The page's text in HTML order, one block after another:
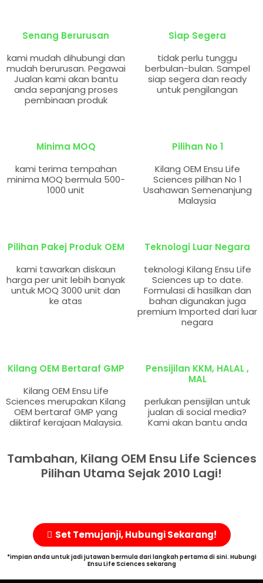
Senang Berurusan
kami mudah dihubungi dan
mudah berurusan. Pegawai
Jualan kami akan bantu
anda sepanjang proses
pembinaan produk
Siap Segera
tidak perlu tunggu
berbulan-bulan. Sampel
siap segera dan ready
untuk pengilangan
Minima MOQ
kami terima tempahan
minima MOQ bermula 500-
1000 unit
Pilihan No 1
Kilang OEM Ensu Life
Sciences pilihan No 1
Usahawan Semenanjung
Malaysia
Pilihan Pakej Produk OEM
kami tawarkan diskaun
harga per unit lebih banyak
untuk MOQ 3000 unit dan
ke atas
Teknologi Luar Negara
teknologi Kilang Ensu Life
Sciences up to date.
Formulasi di hasilkan dan
bahan digunakan juga
premium Imported dari luar
negara
Kilang OEM Bertaraf GMP
Kilang OEM Ensu Life
Sciences merupakan Kilang
OEM bertaraf GMP yang
diiktiraf kerajaan Malaysia.
Pensijilan KKM, HALAL ,
MAL
perlukan pensijilan untuk
jualan di social media?
Kami akan bantu anda
Tambahan, Kilang OEM Ensu Life Sciences
Pilihan Utama Sejak 2010 Lagi!
Set Temujanji, Hubungi Sekarang!
*impian anda untuk jadi jutawan bermula dari langkah pertama di sini. Hubungi
Ensu Life Sciences sekarang